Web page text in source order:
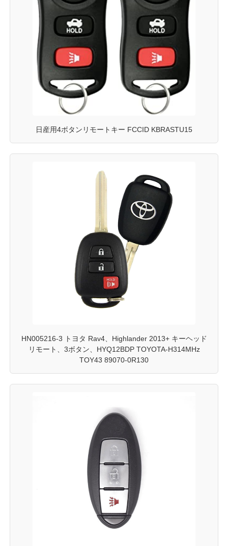
日産用4ボタンリモートキー FCCID KBRASTU15
HN005216-3 トヨタ Rav4、Highlander 2013+ キーヘッド
リモート、3ボタン、HYQ12BDP TOYOTA-H314MHz
TOY43 89070-0R130